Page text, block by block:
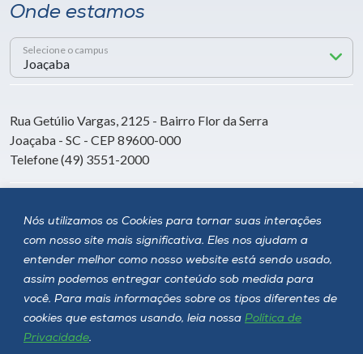
Nós utilizamos os Cookies para tornar suas interações
com nosso site mais significativa. Eles nos ajudam a
entender melhor como nosso website está sendo usado,
assim podemos entregar conteúdo sob medida para
você. Para mais informações sobre os tipos diferentes de
cookies que estamos usando, leia nossa Política de
Privacidade.
Onde estamos
Selecione o campus
Rua Getúlio Vargas, 2125 - Bairro Flor da Serra
Joaçaba - SC - CEP 89600-000
Telefone (49) 3551-2000
Siga a Unoesc